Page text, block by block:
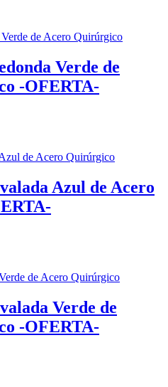
Verde de
-OFERTA-
Azul de Acero
Verde de
-OFERTA-